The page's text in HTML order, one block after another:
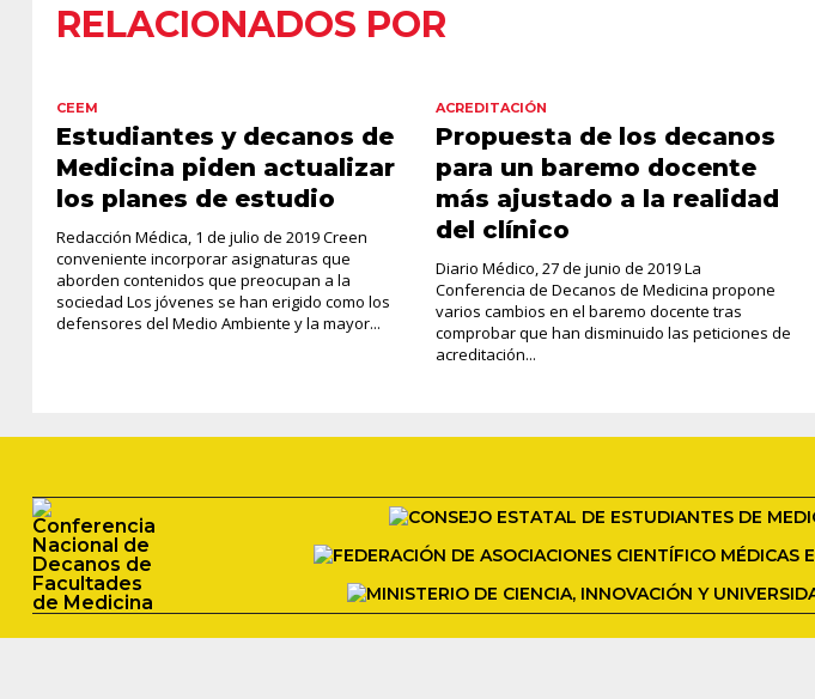
RELACIONADOS POR
CEEM
Estudiantes y decanos de
Medicina piden actualizar
los planes de estudio
Redacción Médica, 1 de julio de 2019 Creen
conveniente incorporar asignaturas que
aborden contenidos que preocupan a la
sociedad Los jóvenes se han erigido como los
defensores del Medio Ambiente y la mayor...
ACREDITACIÓN
Propuesta de los decanos
para un baremo docente
más ajustado a la realidad
del clínico
Diario Médico, 27 de junio de 2019 La
Conferencia de Decanos de Medicina propone
varios cambios en el baremo docente tras
comprobar que han disminuido las peticiones de
acreditación...